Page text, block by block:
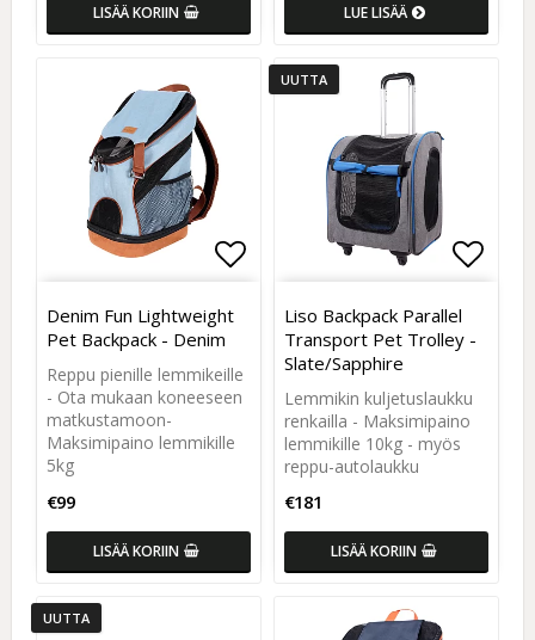
LISÄÄ KORIIN LUE LISÄÄ
Add to list of favorites
Add to list of favorites
Denim Fun Lightweight
Pet Backpack - Denim
Reppu pienille lemmikeille
- Ota mukaan koneeseen
matkustamoon-
Maksimipaino lemmikille
5kg
€99
LISÄÄ KORIIN
UUTTA
Add
Add
Liso Backpack Parallel
Transport Pet Trolley -
Slate/Sapphire
Lemmikin kuljetuslaukku
renkailla - Maksimipaino
lemmikille 10kg - myös
reppu-autolaukku
€181
LISÄÄ KORIIN
UUTTA